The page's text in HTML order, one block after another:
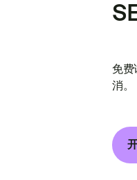
免
消。